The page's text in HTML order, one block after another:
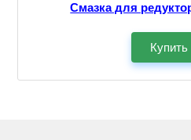
Смазка для
Купить